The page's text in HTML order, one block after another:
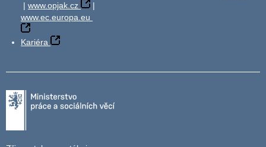
| www.opjak.cz
|
www.ec.europa.eu
Kariéra